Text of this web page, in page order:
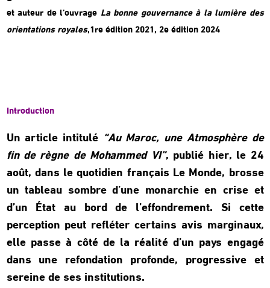
et auteur de l’ouvrage La bonne gouvernance à la lumière des
orientations royales,1re édition 2021, 2e édition 2024
Introduction
Un article intitulé “Au Maroc, une Atmosphère de
fin de règne de Mohammed VI”, publié hier, le 24
août, dans le quotidien français Le Monde, brosse
un tableau sombre d’une monarchie en crise et
d’un État au bord de l’effondrement. Si cette
perception peut refléter certains avis marginaux,
elle passe à côté de la réalité d’un pays engagé
dans une refondation profonde, progressive et
sereine de ses institutions.